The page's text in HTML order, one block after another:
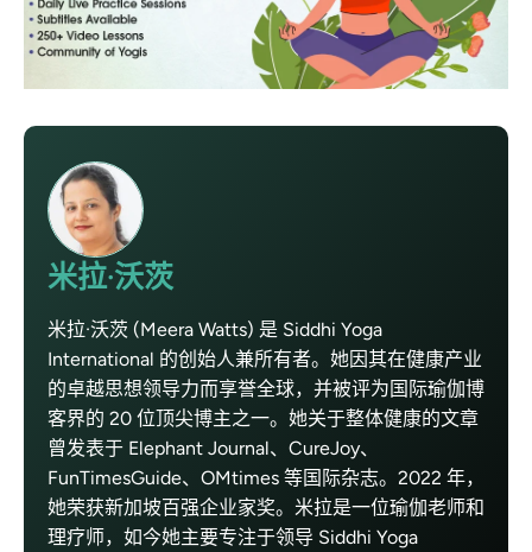
米拉·沃茨
米拉·沃茨 (Meera Watts) 是 Siddhi Yoga
International 的创始人兼所有者。她因其在健康产业
的卓越思想领导力而享誉全球，并被评为国际瑜伽博
客界的 20 位顶尖博主之一。她关于整体健康的文章
曾发表于 Elephant Journal、CureJoy、
FunTimesGuide、OMtimes 等国际杂志。2022 年，
她荣获新加坡百强企业家奖。米拉是一位瑜伽老师和
理疗师，如今她主要专注于领导 Siddhi Yoga